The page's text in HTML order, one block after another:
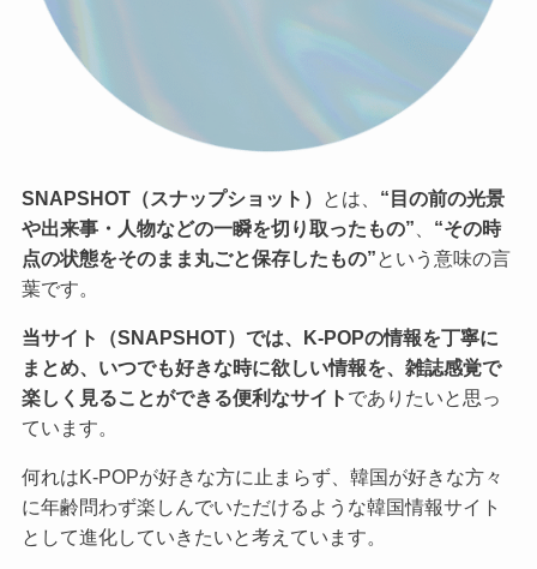
SNAPSHOT（スナップショット） とは、 “目の前の光景
や出来事・人物などの一瞬を切り取ったもの”
“その時
点の状態をそのまま丸ごと保存したもの”という意味の言
葉です。
当サイト（SNAPSHOT）では、K-POPの情報を丁寧に
まとめ、いつでも好きな時に欲しい情報を、雑誌感覚で
楽しく見ることができる便利なサイト でありたいと思っ
ています。
何れはK-POPが好きな方に止まらず、韓国が好きな方々
に年齢問わず楽しんでいただけるような韓国情報サイト
として進化していきたいと考えています。